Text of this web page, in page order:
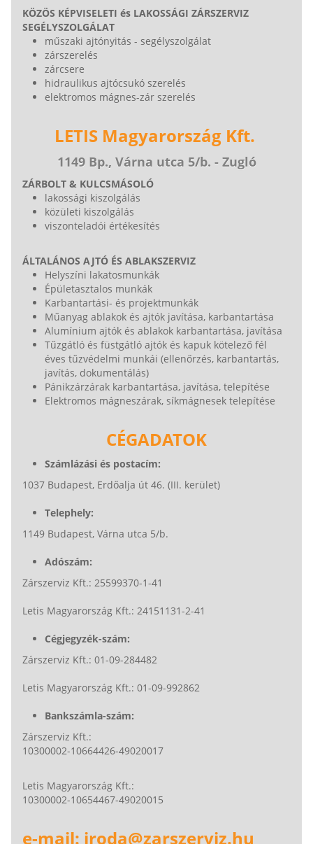
KÖZÖS KÉPVISELETI és LAKOSSÁGI ZÁRSZERVIZ
SEGÉLYSZOLGÁLAT
műszaki ajtónyitás - segélyszolgálat
zárszerelés
zárcsere
hidraulikus ajtócsukó szerelés
elektromos mágnes-zár szerelés
LETIS Magyarország Kft.
1149 Bp., Várna utca 5/b. - Zugló
ZÁRBOLT & KULCSMÁSOLÓ
lakossági kiszolgálás
közületi kiszolgálás
viszonteladói értékesítés
ÁLTALÁNOS AJTÓ ÉS ABLAKSZERVIZ
Helyszíni lakatosmunkák
Épületasztalos munkák
Karbantartási- és projektmunkák
Műanyag ablakok és ajtók javítása, karbantartása
Alumínium ajtók és ablakok karbantartása, javítása
Tűzgátló és füstgátló ajtók és kapuk kötelező fél
éves tűzvédelmi munkái (ellenőrzés, karbantartás,
javítás, dokumentálás)
Pánikzárzárak karbantartása, javítása, telepítése
Elektromos mágneszárak, síkmágnesek telepítése
CÉGADATOK
Számlázási és postacím:
1037 Budapest, Erdőalja út 46. (III. kerület)
Telephely:
1149 Budapest, Várna utca 5/b.
Adószám:
Zárszerviz Kft.: 25599370-1-41
Letis Magyarország Kft.: 24151131-2-41
Cégjegyzék-szám:
Zárszerviz Kft.: 01-09-284482
Letis Magyarország Kft.: 01-09-992862
Bankszámla-szám:
Zárszerviz Kft.:
10300002-10664426-49020017
Letis Magyarország Kft.:
10300002-10654467-49020015
e-mail: iroda@zarszerviz.hu